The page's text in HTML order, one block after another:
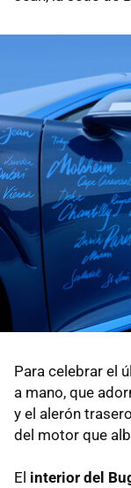
Para celebrar el
a mano, que
y el alerón
del motor que
El interior del